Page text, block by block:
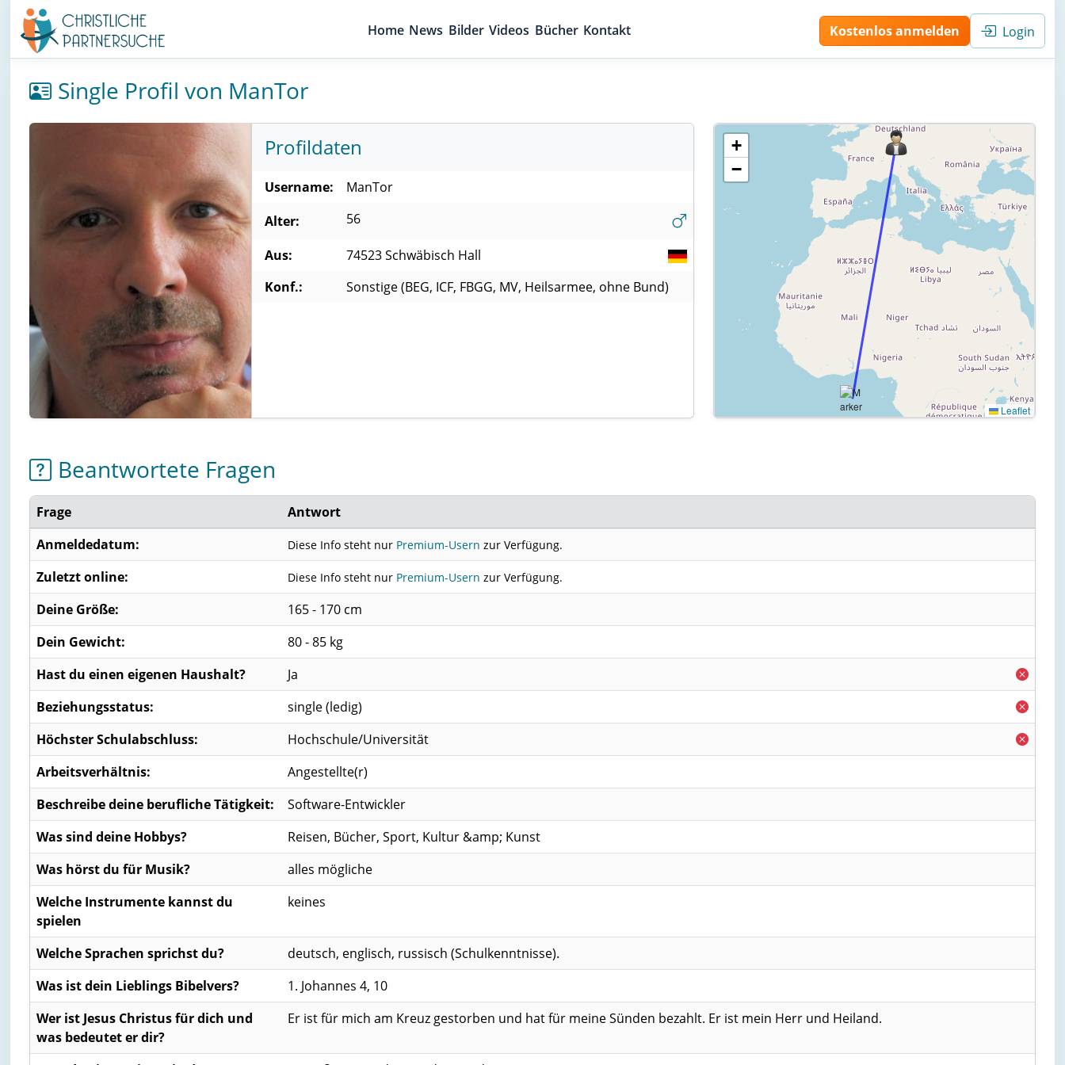
Home News Bilder Videos Bücher Kontakt Kostenlos anmelden Login
Single Profil von ManTor
Profildaten
Username:
ManTor
Alter:
56
Aus: 74523 Schwäbisch Hall
Konf.:
Sonstige (BEG, ICF, FBGG, MV, Heilsarmee, ohne Bund)
+
−
Leaflet
Beantwortete Fragen
Frage
Antwort
Anmeldedatum:
Diese Info steht nur Premium-Usern zur Verfügung.
Zuletzt online: Diese Info steht nur Premium-Usern zur Verfügung.
Deine Größe:
165 - 170 cm
Dein Gewicht:
80 - 85 kg
Hast du einen eigenen Haushalt?
Ja
Beziehungsstatus:
single (ledig)
Höchster Schulabschluss:
Hochschule/Universität
Arbeitsverhältnis:
Angestellte(r)
Beschreibe deine berufliche Tätigkeit:
Software-Entwickler
Was sind deine Hobbys?
Reisen, Bücher, Sport, Kultur &amp; Kunst
Was hörst du für Musik?
alles mögliche
Welche Instrumente kannst du
spielen
keines
Welche Sprachen sprichst du?
deutsch, englisch, russisch (Schulkenntnisse).
Was ist dein Lieblings Bibelvers?
1. Johannes 4, 10
Wer ist Jesus Christus für dich und
was bedeutet er dir?
Er ist für mich am Kreuz gestorben und hat für meine Sünden bezahlt. Er ist mein Herr und Heiland.